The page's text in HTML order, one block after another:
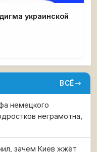
украинской
ВСЁ
немецкого
неграмотна,
зачем Киев жжёт